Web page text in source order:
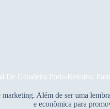
De Geladeira Porta-Retratos:
Além de ser uma
e econômica para